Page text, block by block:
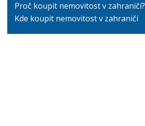
Proč koupit nemovitost v zahraničí?
Kde koupit nemovitost v zahraničí